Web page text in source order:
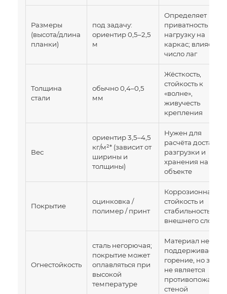
Размеры
(высота/длина
планки)
под задачу:
ориентир 0,5–2,5
м
Определяет
приватность и
нагрузку на
каркас; влияет на
число лаг
Толщина
стали
обычно 0,4–0,5
мм
Жёсткость,
стойкость к
«волне»,
живучесть
крепления
Вес
ориентир 3,5–4,5
кг/м²* (зависит от
ширины и
толщины)
Нужен для
расчёта доставки,
разгрузки и
хранения на
объекте
Покрытие
оцинковка /
полимер / принт
Коррозионная
стойкость и
стабильность
внешнего слоя
Огнестойкость
сталь негорючая;
покрытие может
оплавляться при
высокой
температуре
Материал не
поддерживает
горение, но забор
не является
стеной